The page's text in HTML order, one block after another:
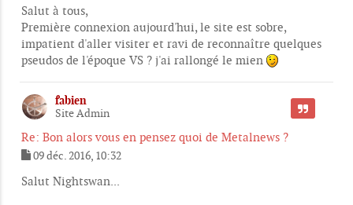
e
s
s
a
g
e
Salut à tous,
Première connexion aujourd'hui, le site est sobre,
impatient d'aller visiter et ravi de reconnaître quelques
pseudos de l'époque VS ? j'ai rallongé le mien
fabien
Site Admin
Re: Bon alors vous en pensez quoi de Metalnews ?
CITER
e
09 déc. 2016, 10:32
Salut Nightswan...